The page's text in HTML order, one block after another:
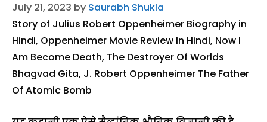
July 21, 2023 by Saurabh Shukla
Story of Julius Robert Oppenheimer Biography in
Hindi, Oppenheimer Movie Review In Hindi, Now I
Am Become Death, The Destroyer Of Worlds
Bhagvad Gita, J. Robert Oppenheimer The Father
Of Atomic Bomb